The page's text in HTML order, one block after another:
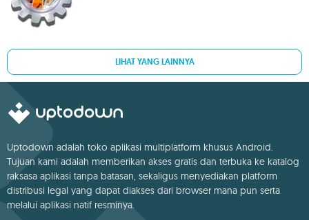
LIHAT YANG LAINNYA
Uptodown adalah toko aplikasi multiplatform khusus Android.
Tujuan kami adalah memberikan akses gratis dan terbuka ke katalog
raksasa aplikasi tanpa batasan, sekaligus menyediakan platform
distribusi legal yang dapat diakses dari browser mana pun serta
melalui aplikasi natif resminya.